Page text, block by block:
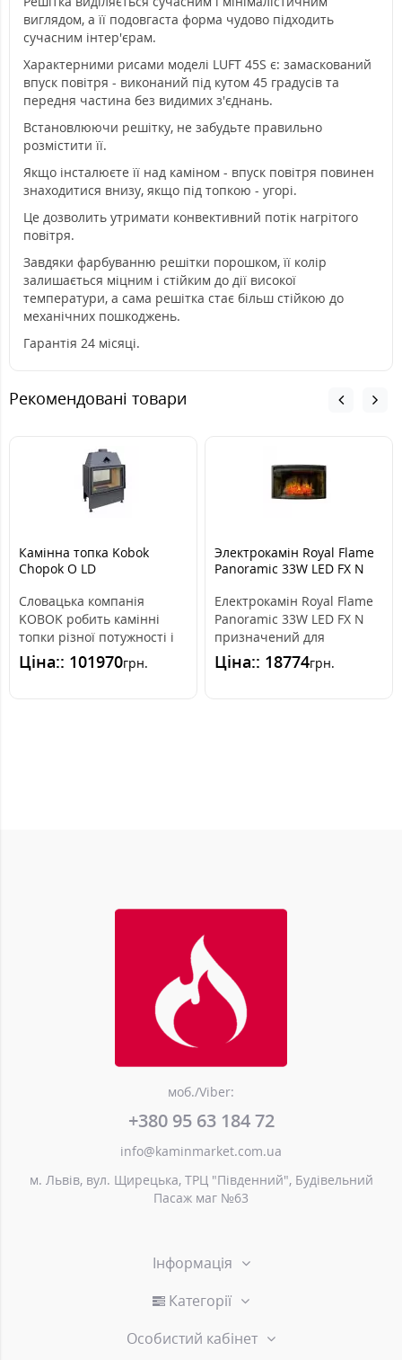
виглядом, а її подовгаста форма чудово підходить
сучасним інтер'єрам.
Характерними рисами моделі LUFT 45S є: замаскований
впуск повітря - виконаний під кутом 45 градусів та
передня частина без видимих з'єднань.
Встановлюючи решітку, не забудьте правильно
розмістити її.
Якщо інсталюєте її над каміном - впуск повітря повинен
знаходитися внизу, якщо під топкою - угорі.
Це дозволить утримати конвективний потік нагрітого
повітря.
Завдяки фарбуванню решітки порошком, її колір
залишається міцним і стійким до дії високої
температури, а сама решітка стає більш стійкою до
механічних пошкоджень.
Гарантія 24 місяці.
Рекомендовані товари
Камінна топка Kobok
Chopok O LD
Словацька компанія
KOBOK робить камінні
топки різної потужності і
розмірних серій 550, 600,
670, 730..
Ціна:: 101970грн.
Электрокамін Royal Flame
Panoramic 33W LED FX N
Електрокамін Royal Flame
Panoramic 33W LED FX N
призначений для
вбудовування в нішу з
будь-якого мат..
Ціна:: 18774грн.
моб./Viber:
+380 95 63 184 72
info@kaminmarket.com.ua
м. Львів, вул. Щирецька, ТРЦ "Південний", Будівельний
Пасаж маг №63
Інформація
Категорії
Особистий кабінет